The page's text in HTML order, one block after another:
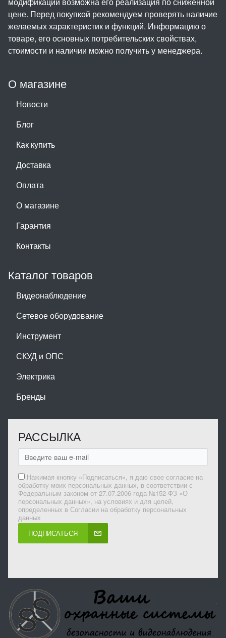
О магазине
Новости
Блог
Как купить
Доставка
Оплата
О магазине
Гарантия
Контакты
Каталог товаров
Видеонаблюдение
Сетевое оборудование
Инструмент
СКУД и ОПС
Электрика
Бренды
РАССЫЛКА
Нажимая кнопку «Подписаться», я даю свое согласие на
обработку моих персональных данных, в соответствии с
Федеральным законом от 27.07.2006 года №152-ФЗ «О
персональных данных», на условиях и для целей,
определенных в Согласии на обработку персональных
данных
ПОДПИСАТЬСЯ
цене. Перед покупкой рекомендуем проверять наличие
желаемых характеристик и функций. Информацию о
товаре, его основных потребительских свойствах,
стоимости и наличии можно получить у менеджера.